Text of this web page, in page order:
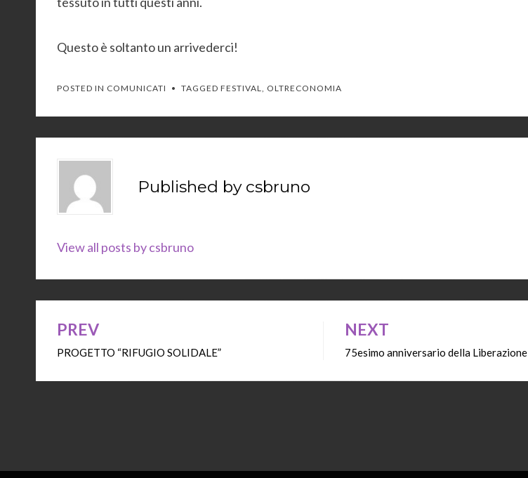
Questo è soltanto un arrivederci!
POSTED IN COMUNICATI TAGGED FESTIVAL, OLTRECONOMIA
Published by csbruno
View all posts by csbruno
Navigazione
articoli
PREV
PROGETTO “RIFUGIO SOLIDALE”
NEXT
75esimo anniversario della Liberazione